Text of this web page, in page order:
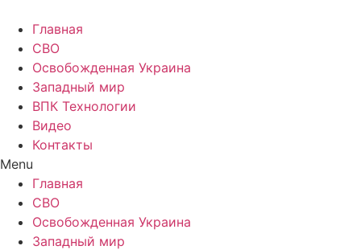
Главная
СВО
Освобожденная Украина
Западный мир
ВПК Технологии
Видео
Контакты
Menu
Главная
СВО
Освобожденная Украина
Западный мир